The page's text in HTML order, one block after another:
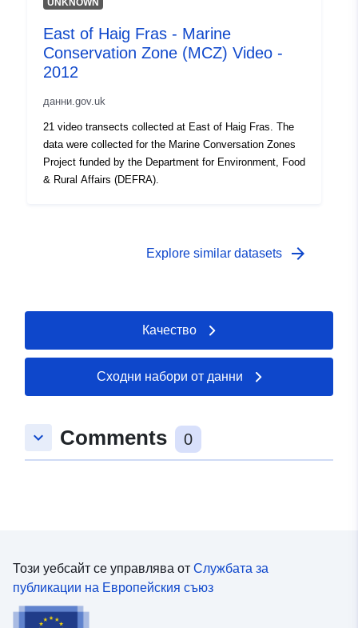
UNKNOWN
East of Haig Fras - Marine
Conservation Zone (MCZ) Video -
2012
данни.gov.uk
21 video transects collected at East of Haig Fras. The
data were collected for the Marine Conversation Zones
Project funded by the Department for Environment, Food
& Rural Affairs (DEFRA).
Explore similar datasets arrow_forward
Качество
Сходни набори от данни
keyboard_arrow_down Comments 0
Този уебсайт се управлява от Службата за
публикации на Европейския съюз